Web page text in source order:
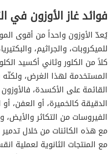
فوائد غاز الأوزون في
يُعدّ الأوزون واحداً من أقوى
للميكروبات، والجراثيم،
كلاً من الكلور وثاني أكسيد
المستخدمة لهذا الغرض،
القائمة على الأكسدة،
الدقيقة كالخميرة، أو العفن، أو
الفيروسات من التكاثر
مع هذه الكائنات من خلال
مع المنتجات الثانوية لعملية